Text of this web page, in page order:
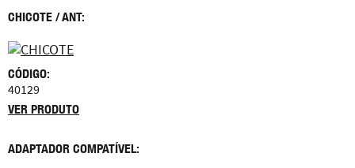
CHICOTE / ANT:
CÓDIGO:
40129
VER PRODUTO
ADAPTADOR COMPATÍVEL: